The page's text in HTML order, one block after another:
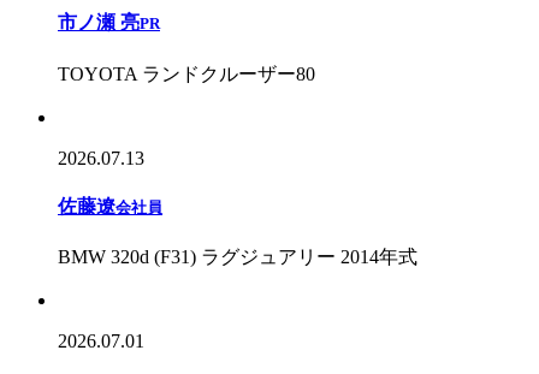
市ノ瀬 亮PR
TOYOTA ランドクルーザー80
2026.07.13
佐藤遼会社員
BMW 320d (F31) ラグジュアリー 2014年式
2026.07.01